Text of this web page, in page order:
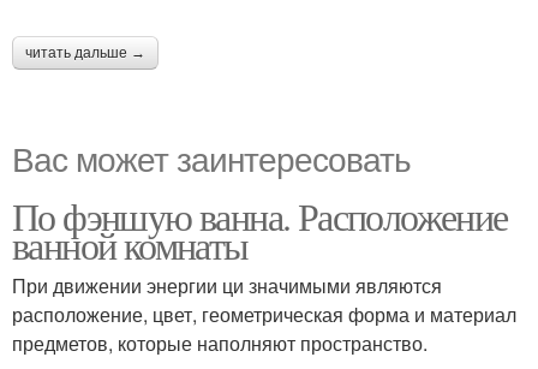
читать дальше →
Вас может заинтересовать
По фэншую ванна. Расположение
ванной комнаты
При движении энергии ци значимыми являются
расположение, цвет, геометрическая форма и материал
предметов, которые наполняют пространство.